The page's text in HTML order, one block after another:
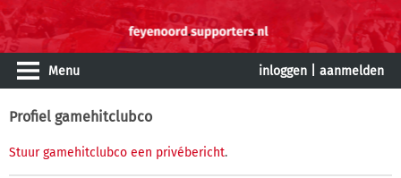
Menu inloggen aanmelden
Profiel gamehitclubco
Stuur gamehitclubco een privébericht.